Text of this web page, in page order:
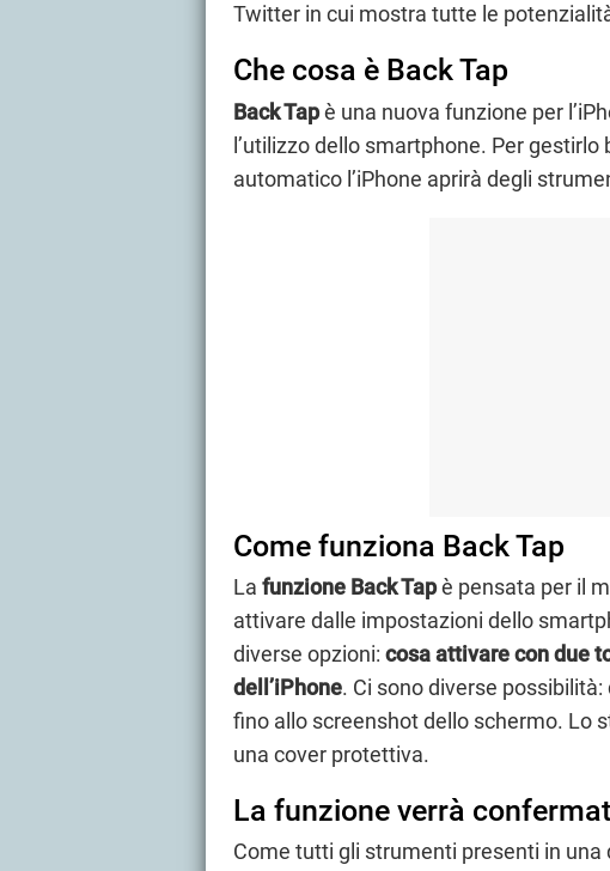
Twitter in cui mostra tutte le
Che cosa è Back Tap
Back Tapè una nuova funzione per
l’utilizzo dello smartphone. Per
automatico l’iPhone aprirà degli
Come funziona Back Tap
La funzione Back Tapè pensata per il
attivare dalle impostazioni dello
diverse opzioni: cosa attivare con due
dell’iPhone. Ci sono diverse
fino allo screenshot dello schermo. Lo
una cover protettiva.
La funzione verrà
Come tutti gli strumenti presenti in una